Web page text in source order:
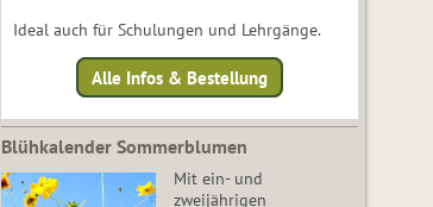
Ideal auch für Schulungen und Lehrgänge.
Alle Infos & Bestellung
Blühkalender Sommerblumen
Mit ein- und
zweijährigen